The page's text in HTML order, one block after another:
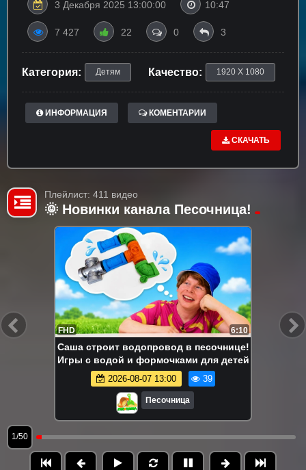
3 Декабря 2025 13:00:00 10:47
7 427 22 0 3
Категория: Детям Качество: 1920 X 1080
ИНФОРМАЦИЯ КОМЕНТАРИИ
СКАЧАТЬ
Плейлист: 411 видео
🌞 Новинки канала Песочница!
FHD 6:10
Саша строит водопровод в песочнице!
Игры с водой и формочками для детей
2026-08-07 13:00 39
Песочница
1/50